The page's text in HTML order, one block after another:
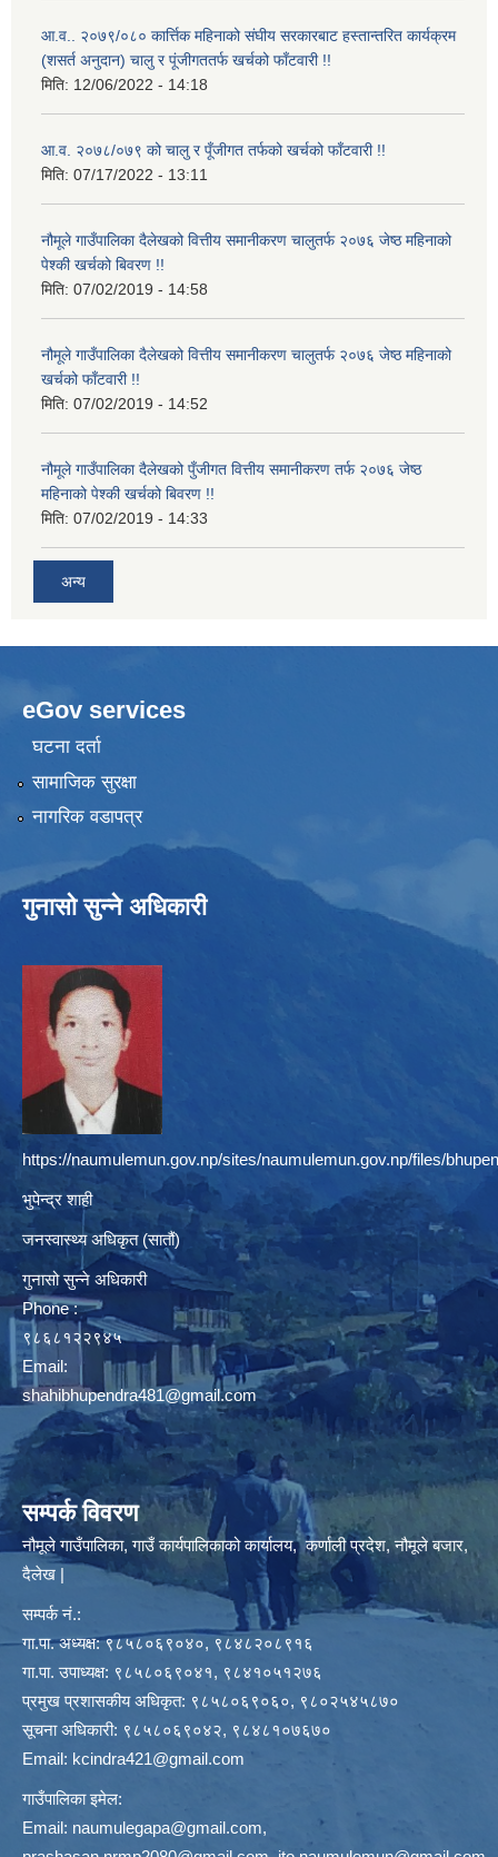
आ.व.. २०७९/०८० कार्त्तिक महिनाको संघीय सरकारबाट हस्तान्तरित कार्यक्रम
(शसर्त अनुदान) चालु र पूंजीगततर्फ खर्चको फाँटवारी !!
मिति: 12/06/2022 - 14:18
आ.व. २०७८/०७९ को चालु र पूँजीगत तर्फको खर्चको फाँटवारी !!
मिति: 07/17/2022 - 13:11
नौमूले गाउँपालिका दैलेखको वित्तीय समानीकरण चालुतर्फ २०७६ जेष्ठ महिनाको
पेश्की खर्चको बिवरण !!
मिति: 07/02/2019 - 14:58
नौमूले गाउँपालिका दैलेखको वित्तीय समानीकरण चालुतर्फ २०७६ जेष्ठ महिनाको
खर्चको फाँटवारी !!
मिति: 07/02/2019 - 14:52
नौमूले गाउँपालिका दैलेखको पुँजीगत वित्तीय समानीकरण तर्फ २०७६ जेष्ठ
महिनाको पेश्की खर्चको बिवरण !!
मिति: 07/02/2019 - 14:33
अन्य
eGov services
घटना दर्ता
सामाजिक सुरक्षा
नागरिक वडापत्र
गुनासो सुन्ने अधिकारी
https://naumulemun.gov.np/sites/naumulemun.gov.np/files/
भुपेन्द्र शाही
जनस्वास्थ्य अधिकृत (सातौं)
गुनासो सुन्ने अधिकारी
Phone :
९८६८१२२९४५
Email:
shahibhupendra481@gmail.com
सम्पर्क विवरण
नौमूले गाउँपालिका, गाउँ कार्यपालिकाको कार्यालय, कर्णाली प्रदेश, नौमूले बजार,
दैलेख |
सम्पर्क नं.:
गा.पा. अध्यक्ष: ९८५८०६९०४०, ९८४८२०८९१६
गा.पा. उपाध्यक्ष: ९८५८०६९०४१, ९८४१०५१२७६
प्रमुख प्रशासकीय अधिकृत: ९८५८०६९०६०, ९८०२५४५८७०
सूचना अधिकारी: ९८५८०६९०४२, ९८४८१०७६७०
Email: kcindra421@gmail.com
गाउँपालिका इमेल:
Email: naumulegapa@gmail.com,